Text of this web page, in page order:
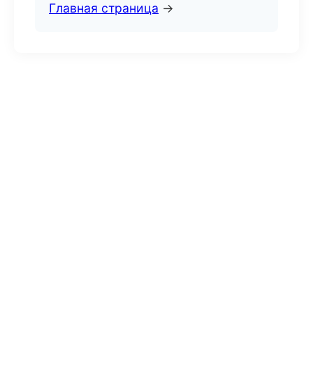
Главная страница →